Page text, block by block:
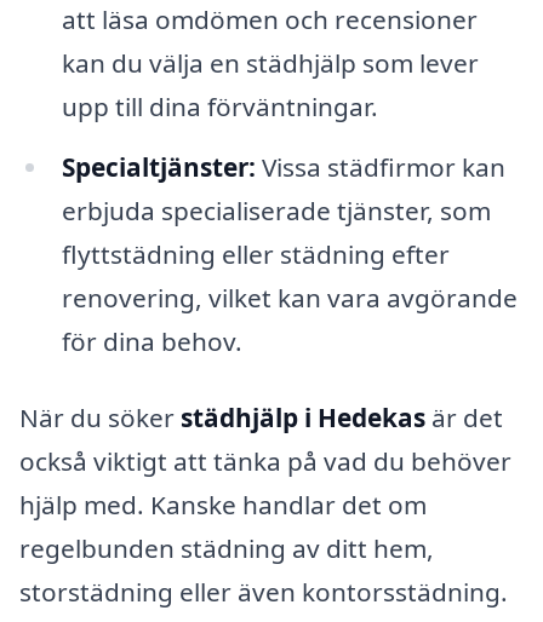
att läsa omdömen och recensioner
kan du välja en städhjälp som lever
upp till dina förväntningar.
Specialtjänster: Vissa städfirmor kan
erbjuda specialiserade tjänster, som
flyttstädning eller städning efter
renovering, vilket kan vara avgörande
för dina behov.
När du söker städhjälp i Hedekas är det
också viktigt att tänka på vad du behöver
hjälp med. Kanske handlar det om
regelbunden städning av ditt hem,
storstädning eller även kontorsstädning.